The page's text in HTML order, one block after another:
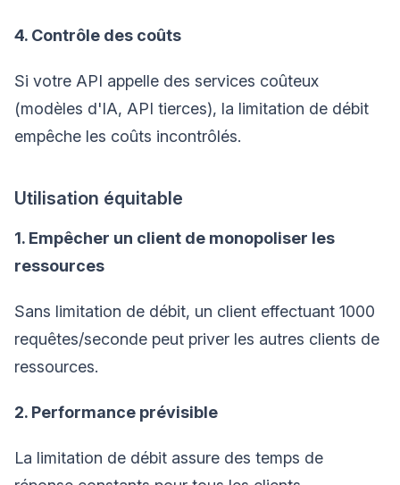
4. Contrôle des coûts
Si votre API appelle des services coûteux
(modèles d'IA, API tierces), la limitation de débit
empêche les coûts incontrôlés.
Utilisation équitable
1. Empêcher un client de monopoliser les
ressources
Sans limitation de débit, un client effectuant 1000
requêtes/seconde peut priver les autres clients de
ressources.
2. Performance prévisible
La limitation de débit assure des temps de